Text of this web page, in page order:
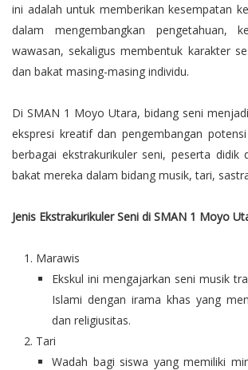
ini adalah untuk memberikan kesempatan
dalam mengembangkan pengetahuan,
wawasan, sekaligus membentuk karakter
dan bakat masing-masing individu.
Di SMAN 1 Moyo Utara, bidang seni
ekspresi kreatif dan pengembangan
berbagai ekstrakurikuler seni, peserta didik
bakat mereka dalam bidang musik, tari,
Jenis Ekstrakurikuler Seni di SMAN 1 Moyo
Marawis
Ekskul ini mengajarkan seni musik
Islami dengan irama khas yang
dan religiusitas.
Tari
Wadah bagi siswa yang memiliki